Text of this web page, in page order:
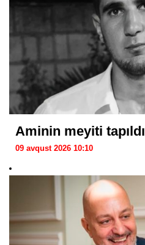
Aminin meyiti tapıldı
09 avqust 2026 10:10